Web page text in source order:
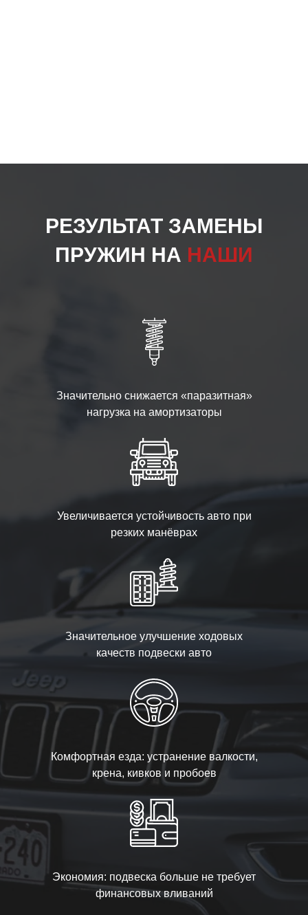
РЕЗУЛЬТАТ ЗАМЕНЫ
ПРУЖИН НА НАШИ
Значительно снижается «паразитная»
нагрузка на амортизаторы
Увеличивается устойчивость авто при
резких манёврах
Значительное улучшение ходовых
качеств подвески авто
Комфортная езда: устранение валкости,
крена, кивков и пробоев
Экономия: подвеска больше не требует
финансовых вливаний